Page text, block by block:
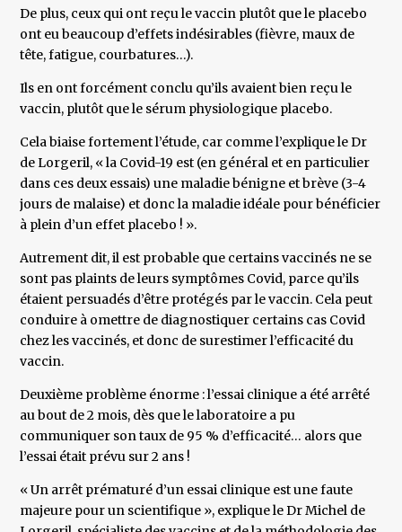
De plus, ceux qui ont reçu le vaccin plutôt que le placebo
ont eu beaucoup d’effets indésirables (fièvre, maux de
tête, fatigue, courbatures…).
Ils en ont forcément conclu qu’ils avaient bien reçu le
vaccin, plutôt que le sérum physiologique placebo.
Cela biaise fortement l’étude, car comme l’explique le Dr
de Lorgeril, « la Covid-19 est (en général et en particulier
dans ces deux essais) une maladie bénigne et brève (3-4
jours de malaise) et donc la maladie idéale pour bénéficier
à plein d’un effet placebo ! ».
Autrement dit, il est probable que certains vaccinés ne se
sont pas plaints de leurs symptômes Covid, parce qu’ils
étaient persuadés d’être protégés par le vaccin. Cela peut
conduire à omettre de diagnostiquer certains cas Covid
chez les vaccinés, et donc de surestimer l’efficacité du
vaccin.
Deuxième problème énorme : l’essai clinique a été arrêté
au bout de 2 mois, dès que le laboratoire a pu
communiquer son taux de 95 % d’efficacité… alors que
l’essai était prévu sur 2 ans !
« Un arrêt prématuré d’un essai clinique est une faute
majeure pour un scientifique », explique le Dr Michel de